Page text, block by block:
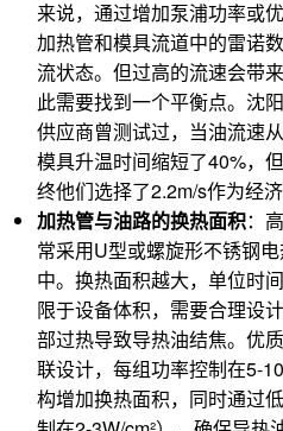
来说，通过增加泵浦功率或
加热管和模具流道中的雷诺
流状态。但过高的流速会带
此需要找到一个平衡点。沈
供应商曾测试过，当油流速
模具升温时间缩短了40%，
终他们选择了2.2m/s作为经济
加热管与油路的换热面积：
常采用U型或螺旋形不锈钢
中。换热面积越大，单位时
限于设备体积，需要合理设
部过热导致导热油结焦。优
联设计，每组功率控制在5-
构增加换热面积，同时通过